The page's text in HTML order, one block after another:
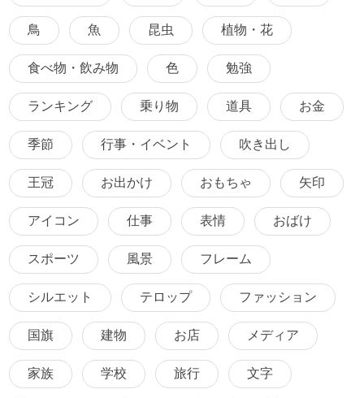
鳥 魚 昆虫 植物・花
食べ物・飲み物 色 勉強
ランキング 乗り物 道具 お金
季節 行事・イベント 吹き出し
王冠 お出かけ おもちゃ 矢印
アイコン 仕事 表情 おばけ
スポーツ 風景 フレーム
シルエット テロップ ファッション
国旗 建物 お店 メディア
家族 学校 旅行 文字